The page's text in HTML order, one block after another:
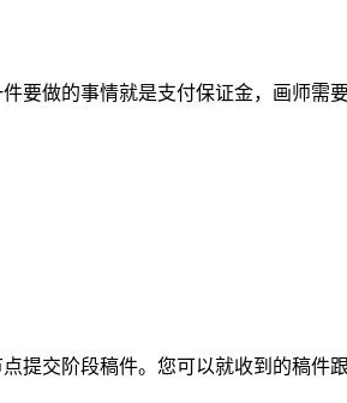
做的事情就是支付保证金，画师需
交阶段稿件。您可以就收到的稿件